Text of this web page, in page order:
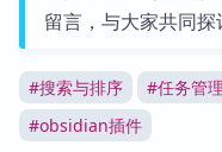
留言，与大家共同探
#搜索与排序 #任务管理
#obsidian插件